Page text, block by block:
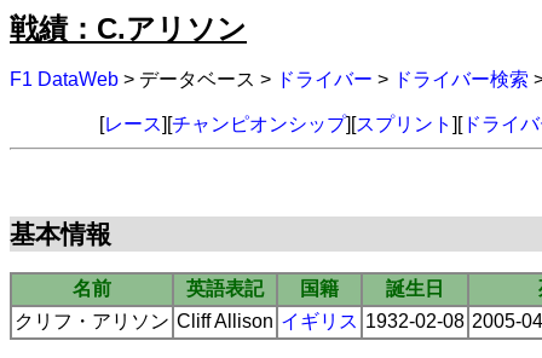
戦績：C.アリソン
F1 DataWeb > データベース > ドライバー > ドライバー検索
[レース][チャンピオンシップ][スプリント ][ドライ
基本情報
名前 英語表記 国籍 誕生日
クリフ・アリソン Cliff Allison イギリス 1932-02-08 2005-